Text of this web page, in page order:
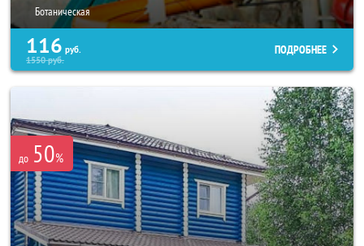
Ботаническая
116 руб.
1550руб.
ПОДРОБНЕЕ
до 50%